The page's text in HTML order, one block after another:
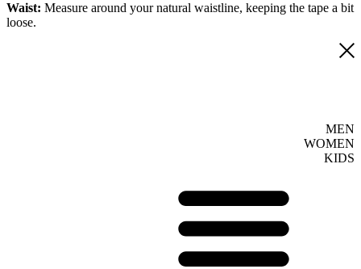
Waist: Measure around your natural waistline, keeping the tape a bit
loose.
MEN
WOMEN
KIDS